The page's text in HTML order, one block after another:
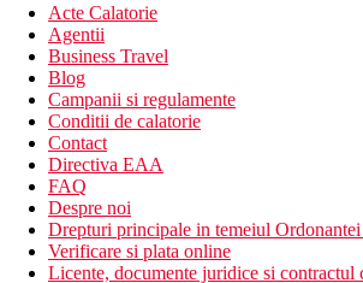
Acte Calatorie
Agentii
Business Travel
Blog
Campanii si regulamente
Conditii de calatorie
Contact
Directiva EAA
FAQ
Despre noi
Drepturi principale in temeiul
Verificare si plata online
Licente, documente juridice si contractul